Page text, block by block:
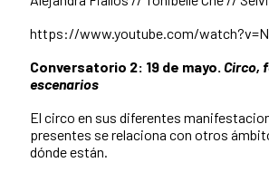
https://www.youtube.com/
Conversatorio 2: 19 de mayo. Circo,
escenarios
El circo en sus diferentes
presentes se relaciona con otros
dónde están.